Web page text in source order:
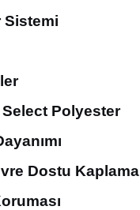
Sistemi
Polyester
Dostu Kaplama